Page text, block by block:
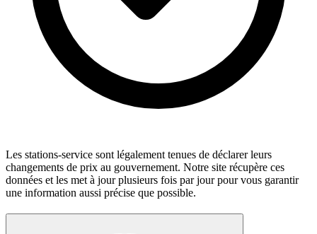
Les stations-service sont légalement tenues de déclarer leurs
changements de prix au gouvernement. Notre site récupère ces
données et les met à jour plusieurs fois par jour pour vous garantir
une information aussi précise que possible.